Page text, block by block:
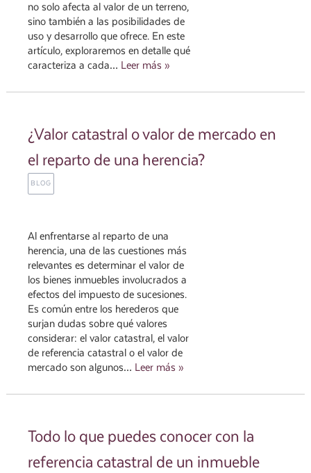
no solo afecta al valor de un terreno,
sino también a las posibilidades de
uso y desarrollo que ofrece. En este
artículo, exploraremos en detalle qué
caracteriza a cada… Leer más »
¿Valor catastral o valor de mercado en
el reparto de una herencia?
BLOG
Al enfrentarse al reparto de una
herencia, una de las cuestiones más
relevantes es determinar el valor de
los bienes inmuebles involucrados a
efectos del impuesto de sucesiones.
Es común entre los herederos que
surjan dudas sobre qué valores
considerar: el valor catastral, el valor
de referencia catastral o el valor de
mercado son algunos… Leer más »
Todo lo que puedes conocer con la
referencia catastral de un inmueble